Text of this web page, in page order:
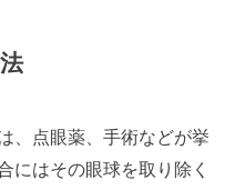
、点眼薬、手術などが挙
にはその眼球を取り除く